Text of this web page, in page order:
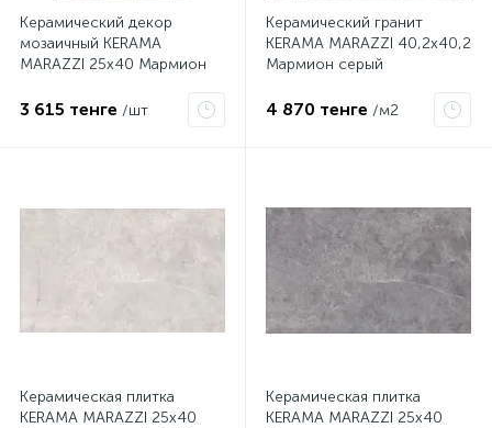
Керамический декор
мозаичный KERAMA
MARAZZI 25х40 Мармион
3 615 тенге /шт
Керамический гранит
KERAMA MARAZZI 40,2х40,2
Мармион серый
4 870 тенге /м2
Керамическая плитка
KERAMA MARAZZI 25х40
Керамическая плитка
KERAMA MARAZZI 25х40